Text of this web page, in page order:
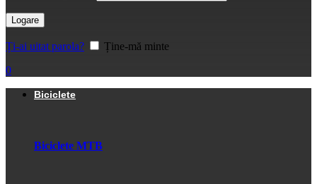
Logare
Ți-ai uitat parola?
Ține-mă minte
0
Biciclete
Biciclete MTB